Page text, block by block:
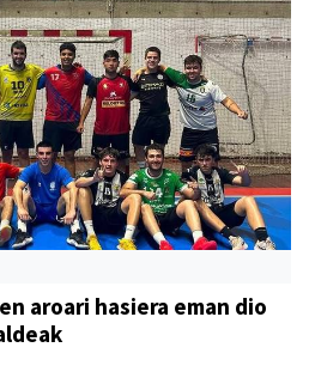
aroari hasiera eman dio